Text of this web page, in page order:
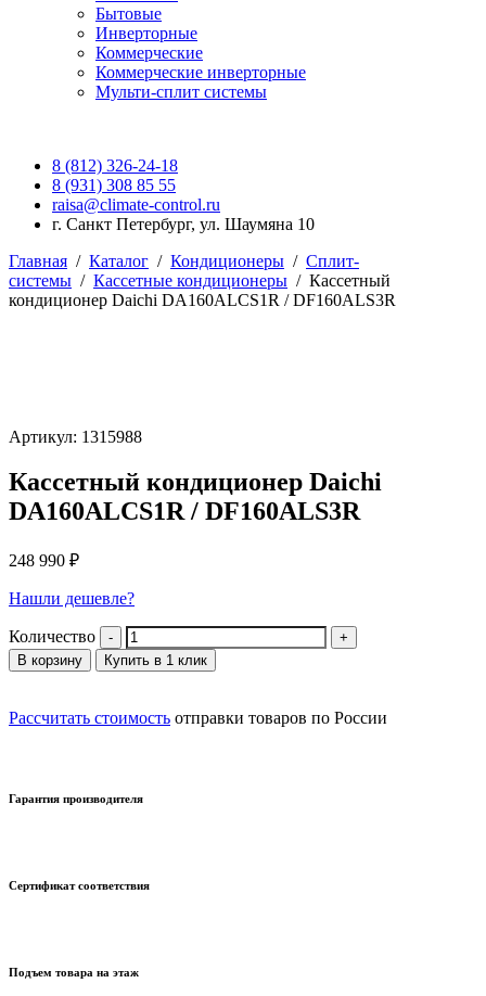
Бытовые
Инверторные
Коммерческие
Коммерческие инверторные
Мульти-сплит системы
8 (812) 326-24-18
8 (931) 308 85 55
raisa@climate-control.ru
г. Санкт Петербург, ул. Шаумяна 10
Главная / Каталог / Кондиционеры / Сплит-
системы / Кассетные кондиционеры / Кассетный
кондиционер Daichi DA160ALCS1R / DF160ALS3R
Артикул: 1315988
Кассетный кондиционер Daichi
DA160ALCS1R / DF160ALS3R
248 990 ₽
Нашли дешевле?
Количество
В корзину Купить в 1 клик
Рассчитать стоимость отправки товаров по России
Гарантия производителя
Сертификат соответствия
Подъем товара на этаж